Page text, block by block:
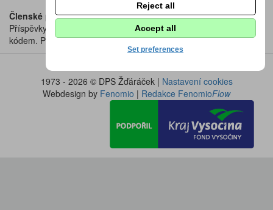
Členské příspěvky
Příspěvky na školní rok se hradí bankovním převodem nebo QR
kódem. Přesné pokyny a podklady k platbě najdetezde.
1973 - 2026 © DPS Žďáráček | Nastavení cookies
Webdesign by Fenomio | Redakce FenomioFlow
Reject all
Accept all
Set preferences